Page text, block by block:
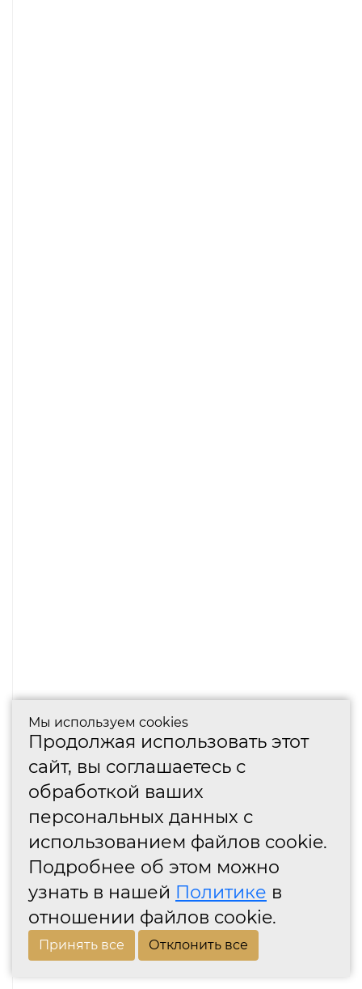
Мы используем cookies
Продолжая использовать этот
сайт, вы соглашаетесь с
обработкой ваших
персональных данных с
использованием файлов cookie.
Подробнее об этом можно
узнать в нашей Политике в
отношении файлов cookie.
Принять все Отклонить все